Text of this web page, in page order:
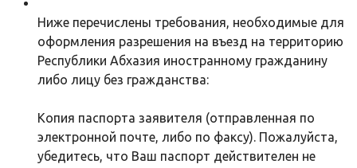
Ниже перечислены требования, необходимые для
оформления разрешения на въезд на территорию
Республики Абхазия иностранному гражданину
либо лицу без гражданства:
Копия паспорта заявителя (отправленная по
электронной почте, либо по факсу). Пожалуйста,
убедитесь, что Ваш паспорт действителен не